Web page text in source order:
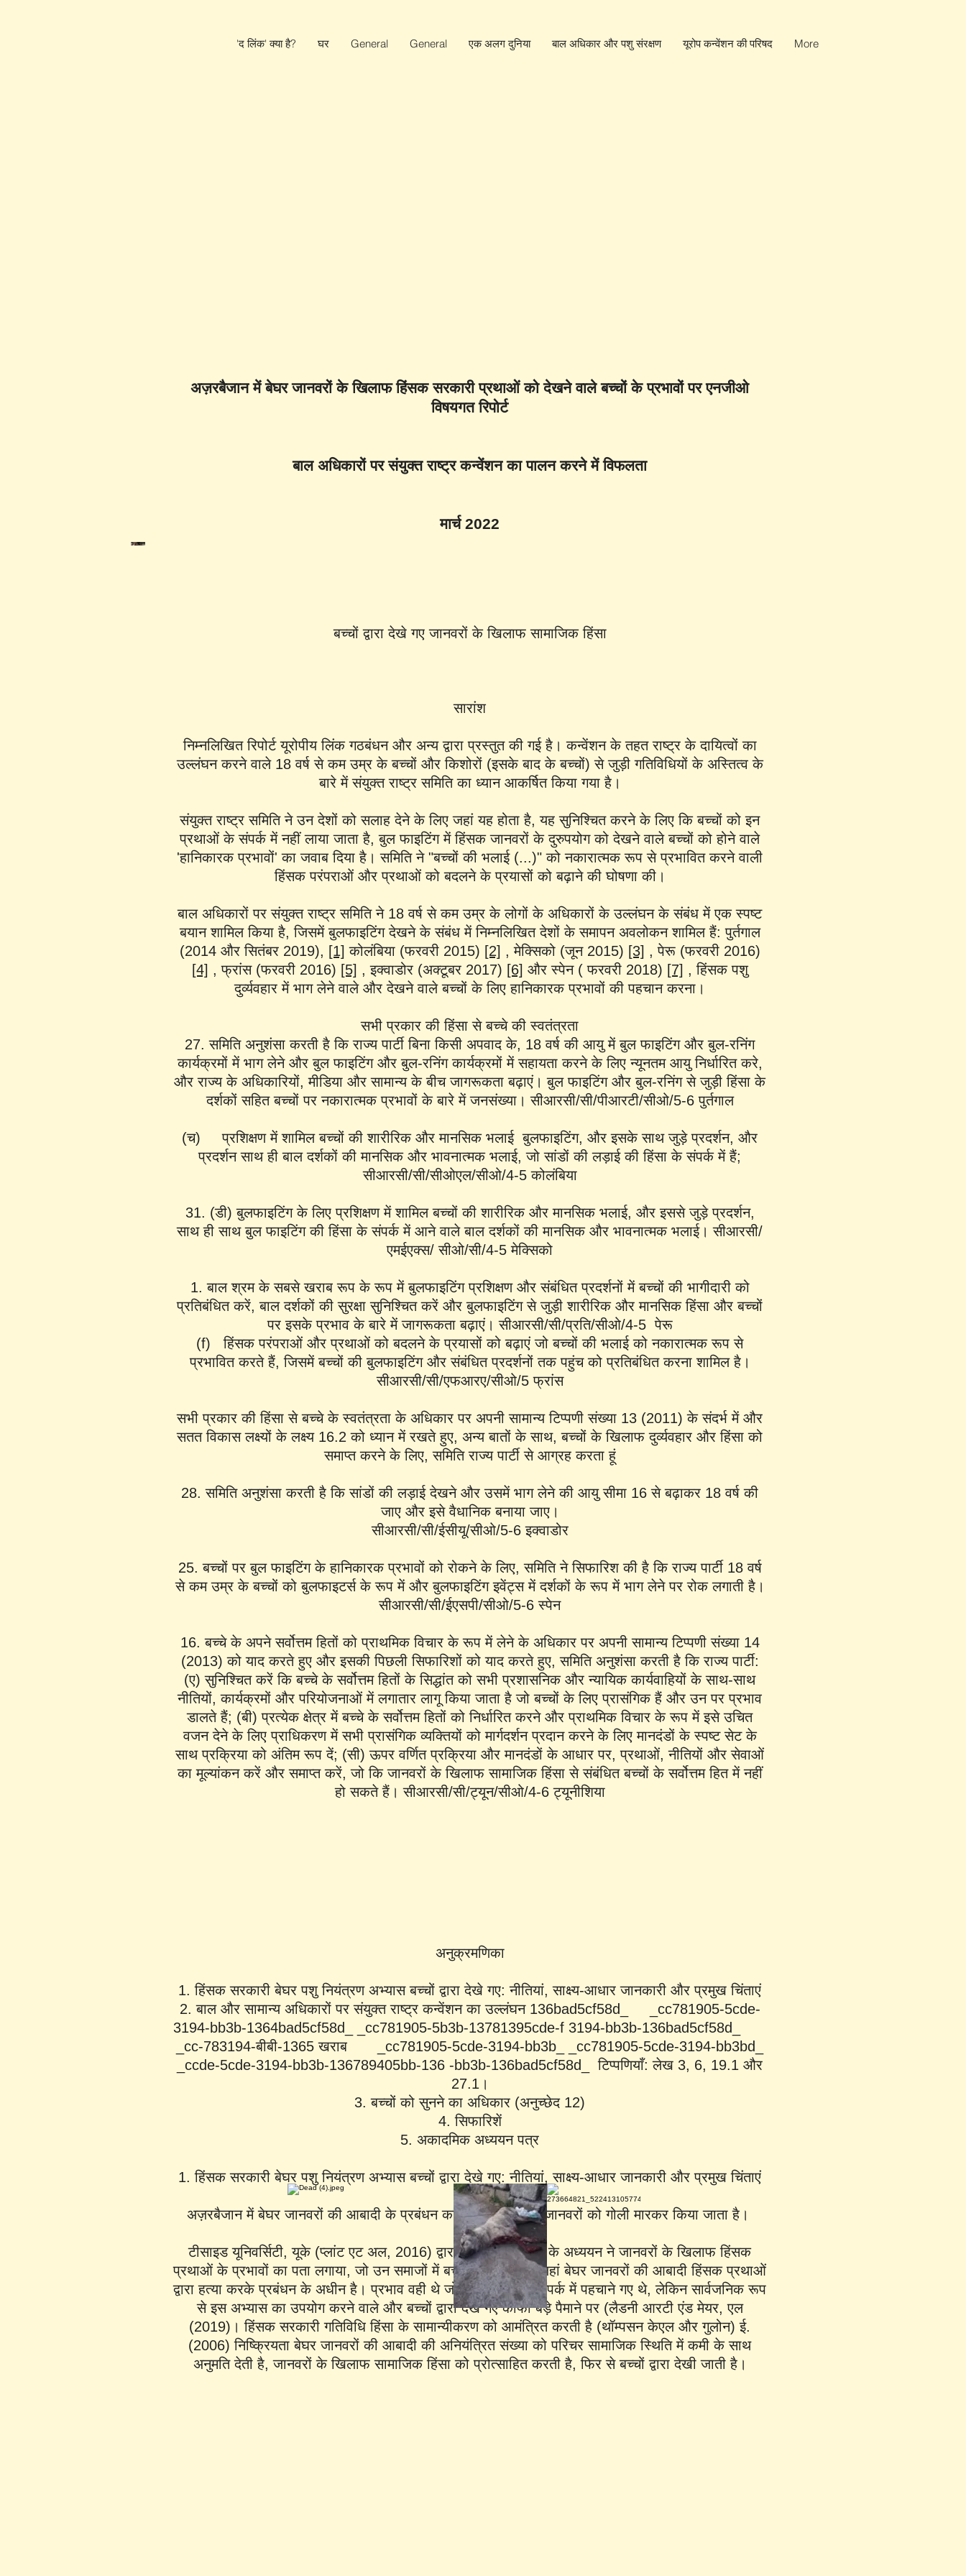
'द लिंक' क्या है? घर General General एक अलग दुनिया बाल अधिकार और पशु संरक्षण यूरोप कन्वेंशन की परिषद More
अज़रबैजान में बेघर जानवरों के खिलाफ हिंसक सरकारी प्रथाओं को देखने वाले बच्चों के प्रभावों पर एनजीओ
विषयगत रिपोर्ट
बाल अधिकारों पर संयुक्त राष्ट्र कन्वेंशन का पालन करने में विफलता
मार्च 2022
बच्चों द्वारा देखे गए जानवरों के खिलाफ सामाजिक हिंसा
सारांश
निम्नलिखित रिपोर्ट यूरोपीय लिंक गठबंधन और अन्य द्वारा प्रस्तुत की गई है। कन्वेंशन के तहत राष्ट्र के दायित्वों का
उल्लंघन करने वाले 18 वर्ष से कम उम्र के बच्चों और किशोरों (इसके बाद के बच्चों) से जुड़ी गतिविधियों के अस्तित्व के
बारे में संयुक्त राष्ट्र समिति का ध्यान आकर्षित किया गया है।
संयुक्त राष्ट्र समिति ने उन देशों को सलाह देने के लिए जहां यह होता है, यह सुनिश्चित करने के लिए कि बच्चों को इन
प्रथाओं के संपर्क में नहीं लाया जाता है, बुल फाइटिंग में हिंसक जानवरों के दुरुपयोग को देखने वाले बच्चों को होने वाले
'हानिकारक प्रभावों' का जवाब दिया है। समिति ने "बच्चों की भलाई (...)" को नकारात्मक रूप से प्रभावित करने वाली
हिंसक परंपराओं और प्रथाओं को बदलने के प्रयासों को बढ़ाने की घोषणा की।
बाल अधिकारों पर संयुक्त राष्ट्र समिति ने 18 वर्ष से कम उम्र के लोगों के अधिकारों के उल्लंघन के संबंध में एक स्पष्ट
बयान शामिल किया है, जिसमें बुलफाइटिंग देखने के संबंध में निम्नलिखित देशों के समापन अवलोकन शामिल हैं: पुर्तगाल
(2014 और सितंबर 2019), [1] कोलंबिया (फरवरी 2015) [2] , मेक्सिको (जून 2015) [3] , पेरू (फरवरी 2016)
[4] , फ्रांस (फरवरी 2016) [5] , इक्वाडोर (अक्टूबर 2017) [6] और स्पेन ( फरवरी 2018) [7] , हिंसक पशु
दुर्व्यवहार में भाग लेने वाले और देखने वाले बच्चों के लिए हानिकारक प्रभावों की पहचान करना।
सभी प्रकार की हिंसा से बच्चे की स्वतंत्रता
27. समिति अनुशंसा करती है कि राज्य पार्टी बिना किसी अपवाद के, 18 वर्ष की आयु में बुल फाइटिंग और बुल-रनिंग
कार्यक्रमों में भाग लेने और बुल फाइटिंग और बुल-रनिंग कार्यक्रमों में सहायता करने के लिए न्यूनतम आयु निर्धारित करे,
और राज्य के अधिकारियों, मीडिया और सामान्य के बीच जागरूकता बढ़ाएं। बुल फाइटिंग और बुल-रनिंग से जुड़ी हिंसा के
दर्शकों सहित बच्चों पर नकारात्मक प्रभावों के बारे में जनसंख्या। सीआरसी/सी/पीआरटी/सीओ/5-6 पुर्तगाल
(च) प्रशिक्षण में शामिल बच्चों की शारीरिक और मानसिक भलाई बुलफाइटिंग, और इसके साथ जुड़े प्रदर्शन, और
प्रदर्शन साथ ही बाल दर्शकों की मानसिक और भावनात्मक भलाई, जो सांडों की लड़ाई की हिंसा के संपर्क में हैं;
सीआरसी/सी/सीओएल/सीओ/4-5 कोलंबिया
31. (डी) बुलफाइटिंग के लिए प्रशिक्षण में शामिल बच्चों की शारीरिक और मानसिक भलाई, और इससे जुड़े प्रदर्शन,
साथ ही साथ बुल फाइटिंग की हिंसा के संपर्क में आने वाले बाल दर्शकों की मानसिक और भावनात्मक भलाई। सीआरसी/
एमईएक्स/ सीओ/सी/4-5 मेक्सिको
बाल श्रम के सबसे खराब रूप के रूप में बुलफाइटिंग प्रशिक्षण और संबंधित प्रदर्शनों में बच्चों की भागीदारी को
प्रतिबंधित करें, बाल दर्शकों की सुरक्षा सुनिश्चित करें और बुलफाइटिंग से जुड़ी शारीरिक और मानसिक हिंसा और बच्चों
पर इसके प्रभाव के बारे में जागरूकता बढ़ाएं। सीआरसी/सी/प्रति/सीओ/4-5 पेरू
(f) हिंसक परंपराओं और प्रथाओं को बदलने के प्रयासों को बढ़ाएं जो बच्चों की भलाई को नकारात्मक रूप से
प्रभावित करते हैं, जिसमें बच्चों की बुलफाइटिंग और संबंधित प्रदर्शनों तक पहुंच को प्रतिबंधित करना शामिल है।
सीआरसी/सी/एफआरए/सीओ/5 फ्रांस
सभी प्रकार की हिंसा से बच्चे के स्वतंत्रता के अधिकार पर अपनी सामान्य टिप्पणी संख्या 13 (2011) के संदर्भ में और
सतत विकास लक्ष्यों के लक्ष्य 16.2 को ध्यान में रखते हुए, अन्य बातों के साथ, बच्चों के खिलाफ दुर्व्यवहार और हिंसा को
समाप्त करने के लिए, समिति राज्य पार्टी से आग्रह करता हूं
28. समिति अनुशंसा करती है कि सांडों की लड़ाई देखने और उसमें भाग लेने की आयु सीमा 16 से बढ़ाकर 18 वर्ष की
जाए और इसे वैधानिक बनाया जाए।
सीआरसी/सी/ईसीयू/सीओ/5-6 इक्वाडोर
25. बच्चों पर बुल फाइटिंग के हानिकारक प्रभावों को रोकने के लिए, समिति ने सिफारिश की है कि राज्य पार्टी 18 वर्ष
से कम उम्र के बच्चों को बुलफाइटर्स के रूप में और बुलफाइटिंग इवेंट्स में दर्शकों के रूप में भाग लेने पर रोक लगाती है।
सीआरसी/सी/ईएसपी/सीओ/5-6 स्पेन
16. बच्चे के अपने सर्वोत्तम हितों को प्राथमिक विचार के रूप में लेने के अधिकार पर अपनी सामान्य टिप्पणी संख्या 14
(2013) को याद करते हुए और इसकी पिछली सिफारिशों को याद करते हुए, समिति अनुशंसा करती है कि राज्य पार्टी:
(ए) सुनिश्चित करें कि बच्चे के सर्वोत्तम हितों के सिद्धांत को सभी प्रशासनिक और न्यायिक कार्यवाहियों के साथ-साथ
नीतियों, कार्यक्रमों और परियोजनाओं में लगातार लागू किया जाता है जो बच्चों के लिए प्रासंगिक हैं और उन पर प्रभाव
डालते हैं; (बी) प्रत्येक क्षेत्र में बच्चे के सर्वोत्तम हितों को निर्धारित करने और प्राथमिक विचार के रूप में इसे उचित
वजन देने के लिए प्राधिकरण में सभी प्रासंगिक व्यक्तियों को मार्गदर्शन प्रदान करने के लिए मानदंडों के स्पष्ट सेट के
साथ प्रक्रिया को अंतिम रूप दें; (सी) ऊपर वर्णित प्रक्रिया और मानदंडों के आधार पर, प्रथाओं, नीतियों और सेवाओं
का मूल्यांकन करें और समाप्त करें, जो कि जानवरों के खिलाफ सामाजिक हिंसा से संबंधित बच्चों के सर्वोत्तम हित में नहीं
हो सकते हैं। सीआरसी/सी/ट्यून/सीओ/4-6 ट्यूनीशिया
अनुक्रमणिका
1. हिंसक सरकारी बेघर पशु नियंत्रण अभ्यास बच्चों द्वारा देखे गए: नीतियां, साक्ष्य-आधार जानकारी और प्रमुख चिंताएं
2. बाल और सामान्य अधिकारों पर संयुक्त राष्ट्र कन्वेंशन का उल्लंघन 136bad5cf58d_ _cc781905-5cde-
3194-bb3b-1364bad5cf58d_ _cc781905-5b3b-13781395cde-f 3194-bb3b-136bad5cf58d_
_cc-783194-बीबी-1365 खराब _cc781905-5cde-3194-bb3b_ _cc781905-5cde-3194-bb3bd_
_ccde-5cde-3194-bb3b-136789405bb-136 -bb3b-136bad5cf58d_ टिप्पणियाँ: लेख 3, 6, 19.1 और
27.1।
3. बच्चों को सुनने का अधिकार (अनुच्छेद 12)
4. सिफारिशें
5. अकादमिक अध्ययन पत्र
1. हिंसक सरकारी बेघर पशु नियंत्रण अभ्यास बच्चों द्वारा देखे गए: नीतियां, साक्ष्य-आधार जानकारी और प्रमुख चिंताएं
अज़रबैजान में बेघर जानवरों की आबादी के प्रबंधन का पसंदीदा अभ्यास जानवरों को गोली मारकर किया जाता है।
टीसाइड यूनिवर्सिटी, यूके (प्लांट एट अल, 2016) द्वारा किए गए एक बाद के अध्ययन ने जानवरों के खिलाफ हिंसक
प्रथाओं के प्रभावों का पता लगाया, जो उन समाजों में बच्चों द्वारा देखे गए जहां बेघर जानवरों की आबादी हिंसक प्रथाओं
द्वारा हत्या करके प्रबंधन के अधीन है। प्रभाव वही थे जो बुलफाइटिंग के संपर्क में पहचाने गए थे, लेकिन सार्वजनिक रूप
से इस अभ्यास का उपयोग करने वाले और बच्चों द्वारा देखे गए काफी बड़े पैमाने पर (लैडनी आरटी एंड मेयर, एल
(2019)। हिंसक सरकारी गतिविधि हिंसा के सामान्यीकरण को आमंत्रित करती है (थॉम्पसन केएल और गुलोन) ई.
(2006) निष्क्रियता बेघर जानवरों की आबादी की अनियंत्रित संख्या को परिचर सामाजिक स्थिति में कमी के साथ
अनुमति देती है, जानवरों के खिलाफ सामाजिक हिंसा को प्रोत्साहित करती है, फिर से बच्चों द्वारा देखी जाती है।